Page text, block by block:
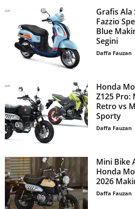
Grafis Ala
Fazzio
Blue
Segini
Daffa Fauzan
Honda
Z125 Pro:
Retro vs
Sporty
Daffa Fauzan
Mini Bike
Honda
2026
Daffa Fauzan